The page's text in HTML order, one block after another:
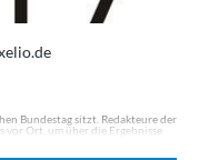
Bundestag sitzt. Redakteure der
Ort, um über die Ergebnisse